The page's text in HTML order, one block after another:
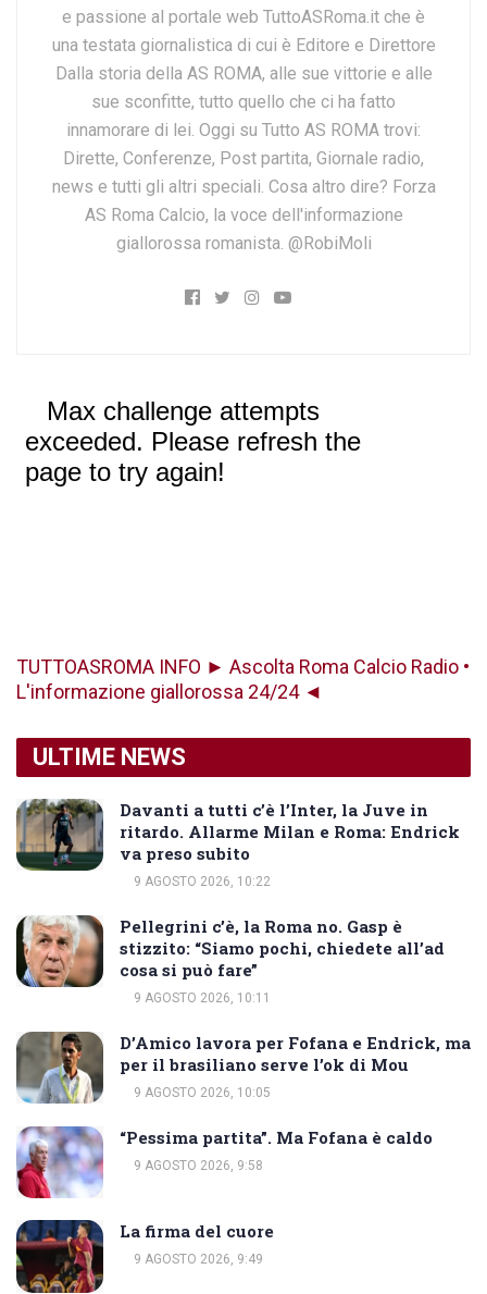
e passione al portale web TuttoASRoma.it che è
una testata giornalistica di cui è Editore e Direttore
Dalla storia della AS ROMA, alle sue vittorie e alle
sue sconfitte, tutto quello che ci ha fatto
innamorare di lei. Oggi su Tutto AS ROMA trovi:
Dirette, Conferenze, Post partita, Giornale radio,
news e tutti gli altri speciali. Cosa altro dire? Forza
AS Roma Calcio, la voce dell'informazione
giallorossa romanista. @RobiMoli
TUTTOASROMA INFO ► Ascolta Roma Calcio Radio •
L'informazione giallorossa 24/24 ◄
ULTIME NEWS
Davanti a tutti c’è l’Inter, la Juve in
ritardo. Allarme Milan e Roma: Endrick
va preso subito
9 AGOSTO 2026, 10:22
Pellegrini c’è, la Roma no. Gasp è
stizzito: “Siamo pochi, chiedete all’ad
cosa si può fare”
9 AGOSTO 2026, 10:11
D’Amico lavora per Fofana e Endrick, ma
per il brasiliano serve l’ok di Mou
9 AGOSTO 2026, 10:05
“Pessima partita”. Ma Fofana è caldo
9 AGOSTO 2026, 9:58
La firma del cuore
9 AGOSTO 2026, 9:49